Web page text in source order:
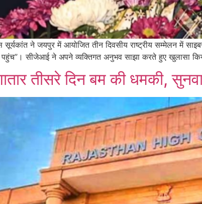
ने जयपुर में आयोजित तीन दिवसीय राष्ट्रीय सम्मेलन में
सीजेआई ने अपने व्यक्तिगत अनुभव साझा करते हुए खुलासा
तीसरे दिन बम की धमकी,